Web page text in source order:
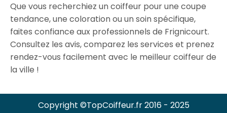
Que vous recherchiez un coiffeur pour une coupe
tendance, une coloration ou un soin spécifique,
faites confiance aux professionnels de Frignicourt.
Consultez les avis, comparez les services et prenez
rendez-vous facilement avec le meilleur coiffeur de
la ville !
Copyright ©TopCoiffeur.fr 2016 - 2025